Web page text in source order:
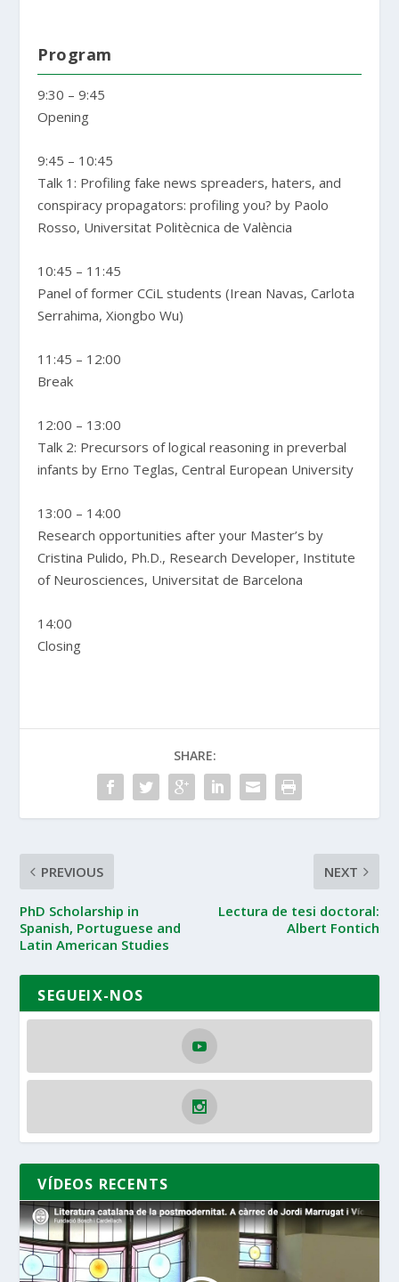
Program
9:30 – 9:45
Opening
9:45 – 10:45
Talk 1: Profiling fake news spreaders, haters, and
conspiracy propagators: profiling you? by Paolo
Rosso, Universitat Politècnica de València
10:45 – 11:45
Panel of former CCiL students (Irean Navas, Carlota
Serrahima, Xiongbo Wu)
11:45 – 12:00
Break
12:00 – 13:00
Talk 2: Precursors of logical reasoning in preverbal
infants by Erno Teglas, Central European University
13:00 – 14:00
Research opportunities after your Master’s by
Cristina Pulido, Ph.D., Research Developer, Institute
of Neurosciences, Universitat de Barcelona
14:00
Closing
SHARE:
PREVIOUS
PhD Scholarship in
Spanish, Portuguese and
Latin American Studies
NEXT
Lectura de tesi doctoral:
Albert Fontich
SEGUEIX-NOS
VÍDEOS RECENTS